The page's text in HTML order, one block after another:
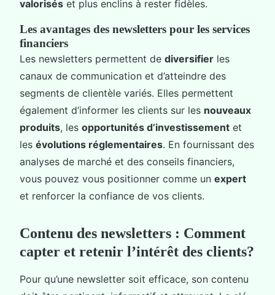
valorisés et plus enclins à rester fidèles.
Les avantages des newsletters pour les services
financiers
Les newsletters permettent de diversifier les
canaux de communication et d’atteindre des
segments de clientèle variés. Elles permettent
également d’informer les clients sur les nouveaux
produits, les opportunités d’investissement et
les évolutions réglementaires. En fournissant des
analyses de marché et des conseils financiers,
vous pouvez vous positionner comme un expert
et renforcer la confiance de vos clients.
Contenu des newsletters : Comment
capter et retenir l’intérêt des clients?
Pour qu’une newsletter soit efficace, son contenu